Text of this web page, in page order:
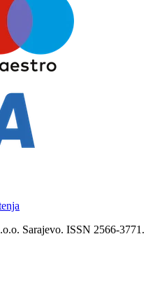
Sarajevo. ISSN 2566-3771.